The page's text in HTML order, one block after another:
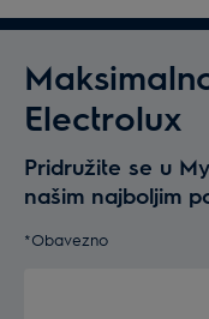
Electrolux
Pridružite se u
našim najboljim
*Obavezno